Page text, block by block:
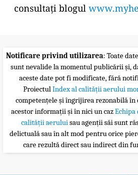
consultați blogul
Notificare privind utilizarea: Toate
sunt nevalide la momentul publicării și,
aceste date pot fi modificate, fără
ProiectulIndex al calității aerului
competențele și îngrijirea rezonabilă
acestor informații și în nici un caz
calității aeruluisau agenții săi sunt
delictuală sau în alt mod pentru orice
care rezultă direct sau indirect din